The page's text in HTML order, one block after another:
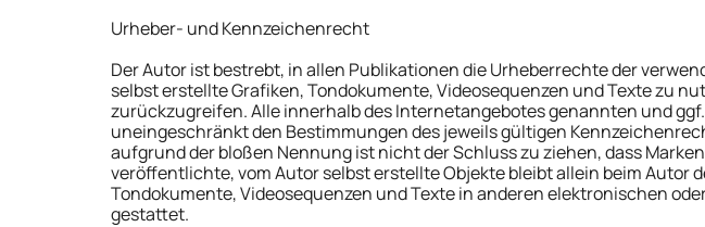
Urheber- und Kennzeichenrecht
Der Autor ist bestrebt, in allen Publikationen die Urheberrechte der
selbst erstellte Grafiken, Tondokumente, Videosequenzen und Texte zu
zurückzugreifen. Alle innerhalb des Internetangebotes genannten und
uneingeschränkt den Bestimmungen des jeweils gültigen
aufgrund der bloßen Nennung ist nicht der Schluss zu ziehen, dass
veröffentlichte, vom Autor selbst erstellte Objekte bleibt allein beim Autor
Tondokumente, Videosequenzen und Texte in anderen elektronischen
gestattet.